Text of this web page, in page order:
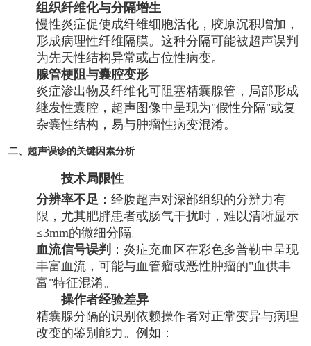
组织纤维化与分隔增生
慢性炎症促使成纤维细胞活化，胶原沉积增加，
形成病理性纤维隔膜。这种分隔可能被超声误判
为先天性结构异常或占位性病变。
腺管梗阻与囊腔变形
炎症渗出物及纤维化可阻塞精囊腺管，局部形成
继发性囊腔，超声图像中呈现为"假性分隔"或复
杂囊性结构，易与肿瘤性病变混淆。
二、超声误诊的关键因素分析
技术局限性
分辨率不足：经腹超声对深部组织的分辨力有
限，尤其肥胖患者或肠气干扰时，难以清晰显示
≤3mm的微细分隔。
血流信号误判 ：炎症充血区在彩色多普勒中呈现
丰富血流，可能与血管瘤或恶性肿瘤的"血供丰
富"特征混淆。
操作者经验差异
精囊腺分隔的识别依赖操作者对正常变异与病理
改变的鉴别能力。例如：